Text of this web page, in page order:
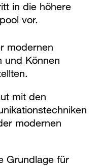
in die höhere
vor.
modernen
und Können
mit den
modernen
Grundlage für